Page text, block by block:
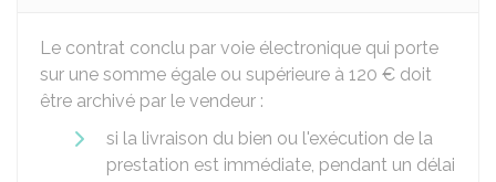
Le contrat conclu par voie électronique qui porte
sur une somme égale ou supérieure à 120 € doit
être archivé par le vendeur :
si la livraison du bien ou l'exécution de la
prestation est immédiate, pendant un délai